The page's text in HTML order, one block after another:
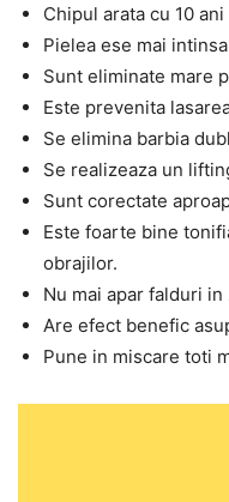
Chipul arata cu 10 ani
Pielea ese mai
Sunt eliminate mare
Este prevenita
Se elimina barbia
Se realizeaza un
Sunt corectate
Este foarte bine
obrajilor.
Nu mai apar falduri in
Are efect benefic
Pune in miscare toti